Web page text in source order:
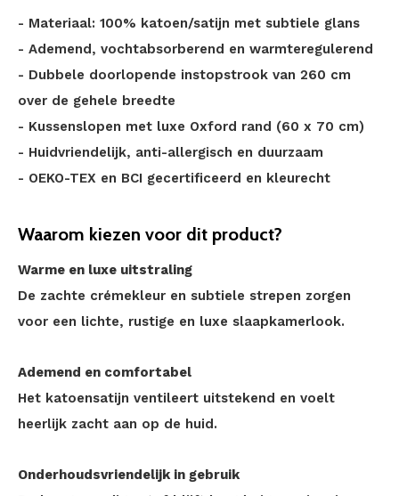
- Materiaal: 100% katoen/satijn met subtiele glans
- Ademend, vochtabsorberend en warmteregulerend
- Dubbele doorlopende instopstrook van 260 cm
over de gehele breedte
- Kussenslopen met luxe Oxford rand (60 x 70 cm)
- Huidvriendelijk, anti-allergisch en duurzaam
- OEKO-TEX en BCI gecertificeerd en kleurecht
Waarom kiezen voor dit product?
Warme en luxe uitstraling
De zachte crémekleur en subtiele strepen zorgen
voor een lichte, rustige en luxe slaapkamerlook.
Ademend en comfortabel
Het katoensatijn ventileert uitstekend en voelt
heerlijk zacht aan op de huid.
Onderhoudsvriendelijk in gebruik